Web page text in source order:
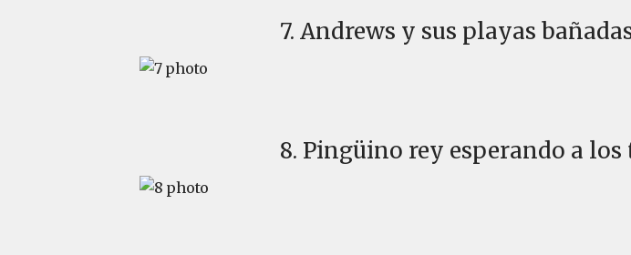
7. Andrews y sus playas
8. Pingüino rey esperando a